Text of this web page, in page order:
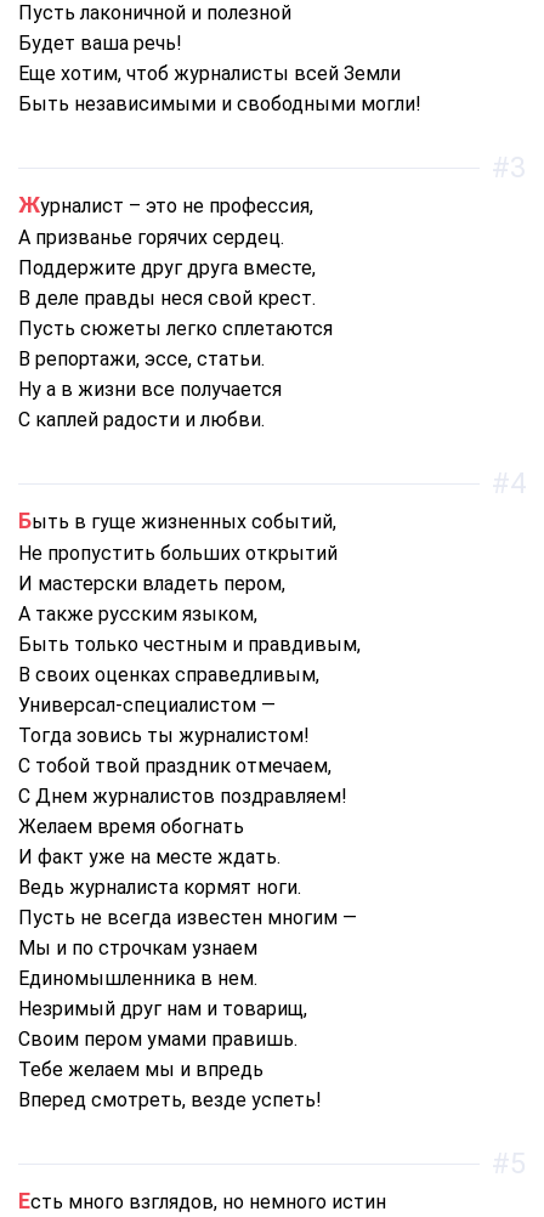
Пусть лаконичной и полезной
Будет ваша речь!
Еще хотим, чтоб журналисты всей Земли
Быть независимыми и свободными могли!
Журналист – это не профессия,
А призванье горячих сердец.
Поддержите друг друга вместе,
В деле правды неся свой крест.
Пусть сюжеты легко сплетаются
В репортажи, эссе, статьи.
Ну а в жизни все получается
С каплей радости и любви.
#3
Быть в гуще жизненных событий,
Не пропустить больших открытий
И мастерски владеть пером,
А также русским языком,
Быть только честным и правдивым,
В своих оценках справедливым,
Универсал-специалистом —
Тогда зовись ты журналистом!
С тобой твой праздник отмечаем,
С Днем журналистов поздравляем!
Желаем время обогнать
И факт уже на месте ждать.
Ведь журналиста кормят ноги.
Пусть не всегда известен многим —
Мы и по строчкам узнаем
Единомышленника в нем.
Незримый друг нам и товарищ,
Своим пером умами правишь.
Тебе желаем мы и впредь
Вперед смотреть, везде успеть!
#4
Есть много взглядов, но немного истин
#5